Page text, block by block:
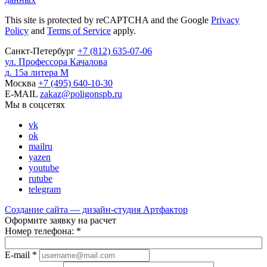
This site is protected by reCAPTCHA and the Google Privacy
Policy and Terms of Service apply.
Санкт-Петербург +7 (812) 635-07-06
ул. Профессора Качалова
д. 15а литера М
Москва +7 (495) 640-10-30
E-MAIL zakaz@poligonspb.ru
Мы в соцсетях
vk
ok
mailru
yazen
youtube
rutube
telegram
Создание сайта — дизайн-студия Артфактор
Оформите заявку на расчет
Номер телефона: *
E-mail *